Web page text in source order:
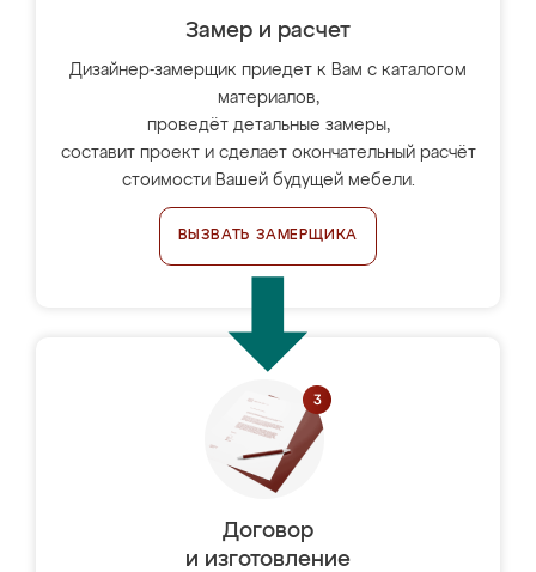
Замер и расчет
Дизайнер-замерщик приедет к Вам с каталогом
материалов,
проведёт детальные замеры,
составит проект и сделает окончательный расчёт
стоимости Вашей будущей мебели.
ВЫЗВАТЬ ЗАМЕРЩИКА
Договор
и изготовление